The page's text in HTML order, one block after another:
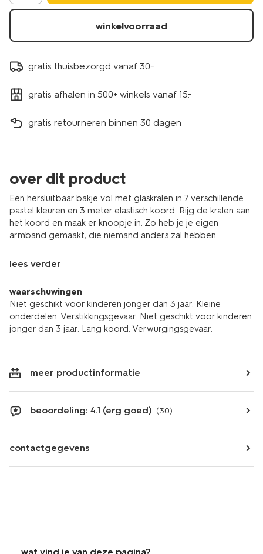
winkelvoorraad
gratis thuisbezorgd vanaf 30.-
gratis afhalen in 500+ winkels vanaf 15.-
gratis retourneren binnen 30 dagen
over dit product
Een hersluitbaar bakje vol met glaskralen in 7 verschillende
pastel kleuren en 3 meter elastisch koord. Rijg de kralen aan
het koord en maak er knoopje in. Zo heb je je eigen
armband gemaakt, die niemand anders zal hebben.
lees verder
waarschuwingen
Niet geschikt voor kinderen jonger dan 3 jaar. Kleine
onderdelen. Verstikkingsgevaar. Niet geschikt voor kinderen
jonger dan 3 jaar. Lang koord. Verwurgingsgevaar.
meer productinformatie
beoordeling: 4.1 (erg goed) (30)
contactgegevens